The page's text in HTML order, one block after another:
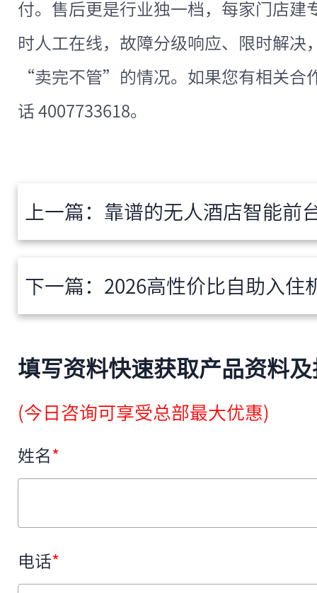
付。售后更是行业独一档，每家门店
时人工在线，故障分级响应、限时解决
“卖完不管”的情况。如果您有相关合
话 4007733618。
上一篇： 靠谱的无人酒店智能前台怎么选？2026
下一篇： 2026高性价比自助入住机推荐
填写资料快速获取产品资料
(今日咨询可享受总部最大优惠)
姓名*
电话*